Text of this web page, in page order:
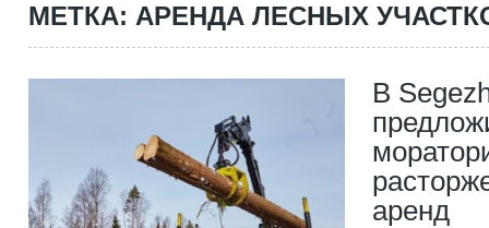
МЕТКА: АРЕНДА ЛЕСНЫХ
В
аренд